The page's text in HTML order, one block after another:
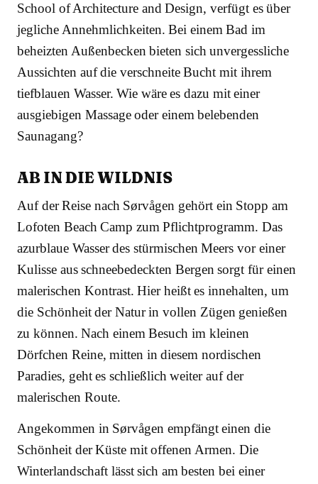
School of Architecture and Design, verfügt es über
jegliche Annehmlichkeiten. Bei einem Bad im
beheizten Außenbecken bieten sich unvergessliche
Aussichten auf die verschneite Bucht mit ihrem
tiefblauen Wasser. Wie wäre es dazu mit einer
ausgiebigen Massage oder einem belebenden
Saunagang?
AB IN DIE WILDNIS
Auf der Reise nach Sørvågen gehört ein Stopp am
Lofoten Beach Camp zum Pflichtprogramm. Das
azurblaue Wasser des stürmischen Meers vor einer
Kulisse aus schneebedeckten Bergen sorgt für einen
malerischen Kontrast. Hier heißt es innehalten, um
die Schönheit der Natur in vollen Zügen genießen
zu können. Nach einem Besuch im kleinen
Dörfchen Reine, mitten in diesem nordischen
Paradies, geht es schließlich weiter auf der
malerischen Route.
Angekommen in Sørvågen empfängt einen die
Schönheit der Küste mit offenen Armen. Die
Winterlandschaft lässt sich am besten bei einer